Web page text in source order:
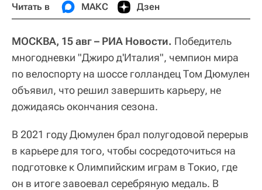
Читать в МАКС Дзен
МОСКВА, 15 авг – РИА Новости. Победитель
многодневки "Джиро д'Италия", чемпион мира
по велоспорту на шоссе голландец Том Дюмулен
объявил, что решил завершить карьеру, не
дожидаясь окончания сезона.
В 2021 году Дюмулен брал полугодовой перерыв
в карьере для того, чтобы сосредоточиться на
подготовке к Олимпийским играм в Токио, где
он в итоге завоевал серебряную медаль. В